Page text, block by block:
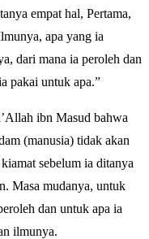
empat hal, Pertama,
apa yang ia
dari mana ia peroleh dan
pakai untuk apa.”
ibn Masud bahwa
sebelum ia ditanya
Masa mudanya, untuk
dan untuk apa ia
ilmunya.